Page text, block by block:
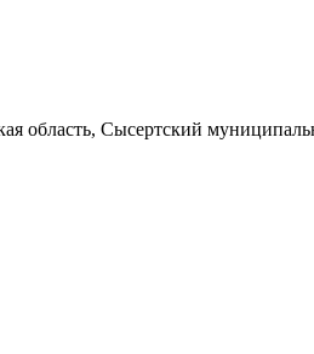
область, Сысертский